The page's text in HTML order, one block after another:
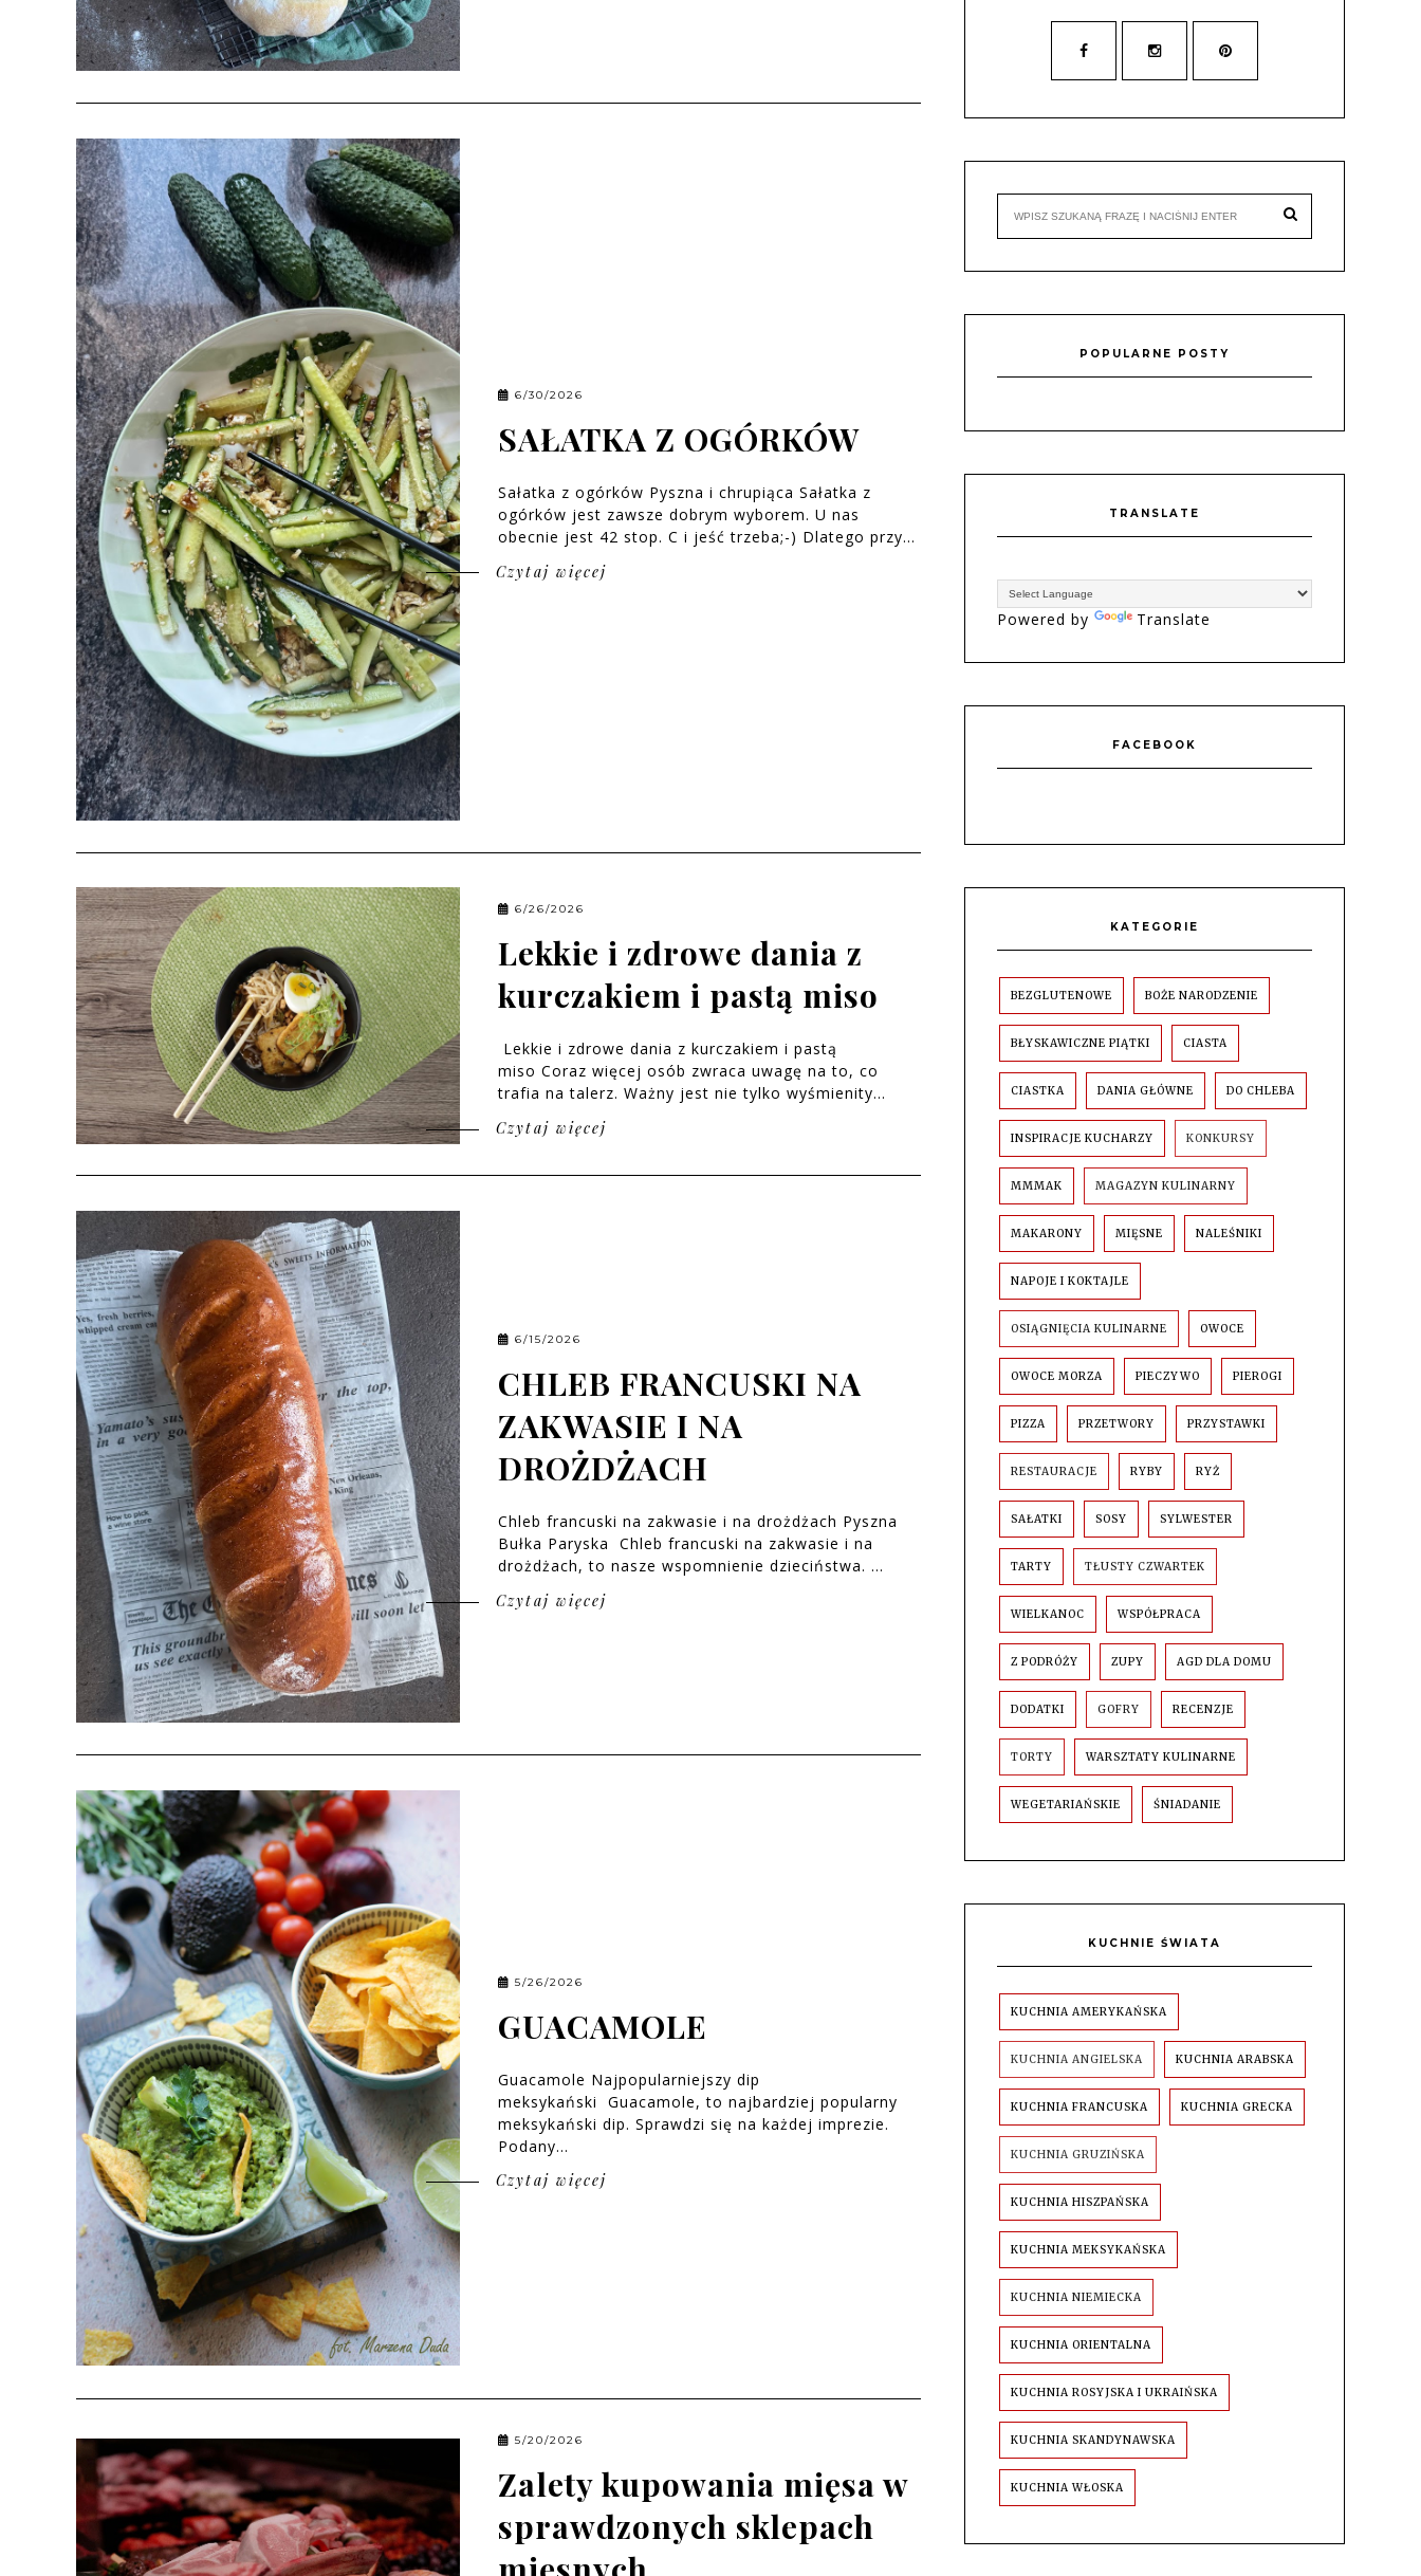
6/30/2026
SAŁATKA Z OGÓRKÓW
Sałatka z ogórków Pyszna i chrupiąca Sałatka z
ogórków jest zawsze dobrym wyborem. U nas
obecnie jest 42 stop. C i jeść trzeba;-) Dlatego przy...
Czytaj więcej
6/26/2026
Lekkie i zdrowe dania z
kurczakiem i pastą miso
Lekkie i zdrowe dania z kurczakiem i pastą
miso Coraz więcej osób zwraca uwagę na to, co
trafia na talerz. Ważny jest nie tylko wyśmienity...
Czytaj więcej
6/15/2026
CHLEB FRANCUSKI NA
ZAKWASIE I NA
DROŻDŻACH
Chleb francuski na zakwasie i na drożdżach Pyszna
Bułka Paryska Chleb francuski na zakwasie i na
drożdżach, to nasze wspomnienie dzieciństwa. ...
Czytaj więcej
5/26/2026
GUACAMOLE
Guacamole Najpopularniejszy dip
meksykański Guacamole, to najbardziej popularny
meksykański dip. Sprawdzi się na każdej imprezie.
Podany...
Czytaj więcej
5/20/2026
Zalety kupowania mięsa w
sprawdzonych sklepach
POPULARNE POSTY
TRANSLATE
Powered by Translate
FACEBOOK
KATEGORIE
BEZGLUTENOWE BOŻE NARODZENIE
BŁYSKAWICZNE PIĄTKI CIASTA
CIASTKA DANIA GŁÓWNE DO CHLEBA
INSPIRACJE KUCHARZY KONKURSY
MMMAK MAGAZYN KULINARNY
MAKARONY MIĘSNE NALEŚNIKI
NAPOJE I KOKTAJLE
OSIĄGNIĘCIA KULINARNE OWOCE
OWOCE MORZA PIECZYWO PIEROGI
PIZZA PRZETWORY PRZYSTAWKI
RESTAURACJE RYBY RYŻ
SAŁATKI SOSY SYLWESTER
TARTY TŁUSTY CZWARTEK
WIELKANOC WSPÓŁPRACA
Z PODRÓŻY ZUPY AGD DLA DOMU
DODATKI GOFRY RECENZJE
TORTY WARSZTATY KULINARNE
WEGETARIAŃSKIE ŚNIADANIE
KUCHNIE ŚWIATA
KUCHNIA AMERYKAŃSKA
KUCHNIA ANGIELSKA KUCHNIA ARABSKA
KUCHNIA FRANCUSKA KUCHNIA GRECKA
KUCHNIA GRUZIŃSKA
KUCHNIA HISZPAŃSKA
KUCHNIA MEKSYKAŃSKA
KUCHNIA NIEMIECKA
KUCHNIA ORIENTALNA
KUCHNIA ROSYJSKA I UKRAIŃSKA
KUCHNIA SKANDYNAWSKA
KUCHNIA WŁOSKA